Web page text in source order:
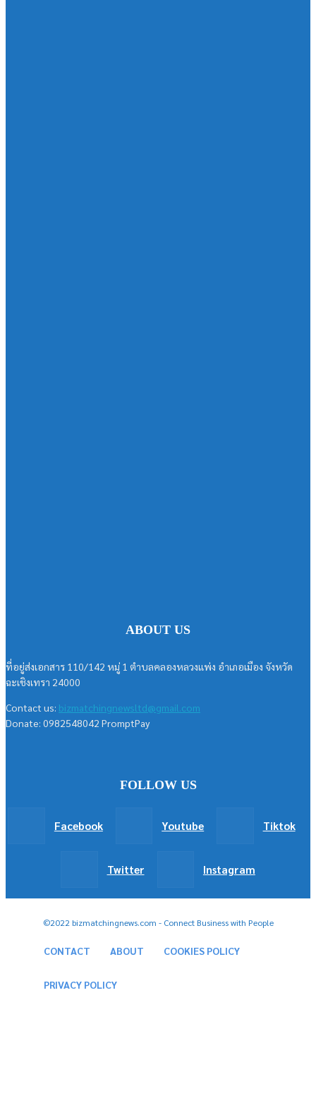
ABOUT US
ที่อยู่ส่งเอกสาร 110/142 หมู่ 1 ตำบลคลองหลวงแพ่ง อำเภอเมือง จังหวัด
ฉะเชิงเทรา 24000
Contact us: bizmatchingnewsltd@gmail.com
Donate: 0982548042 PromptPay
FOLLOW US
Facebook Youtube Tiktok
Twitter Instagram
©2022 bizmatchingnews.com - Connect Business with People
CONTACT ABOUT COOKIES POLICY
PRIVACY POLICY